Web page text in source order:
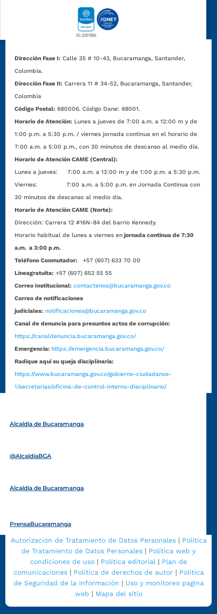
Dirección Fase I: Calle 35 # 10-43, Bucaramanga, Santander,
Colombia.
Dirección Fase II: Carrera 11 # 34-52, Bucaramanga, Santander,
Colombia
Código Postal: 680006. Código Dane: 68001.
Horario de Atención: Lunes a jueves de 7:00 a.m. a 12:00 m y de
1:00 p.m. a 5:30 p.m. / viernes jornada continua en el horario de
7:00 a.m. a 5:00 p.m., con 30 minutos de descanso al medio día.
Horario de Atención CAME (Central):
Lunes a jueves: 7:00 a.m. a 12:00 m y de 1:00 p.m. a 5:30 p.m.
Viernes: 7:00 a.m. a 5:00 p.m. en Jornada Continua con
30 minutos de descanso al medio día.
Horario de Atención CAME (Norte):
Dirección:Carrera 12 #16N-84 del barrio Kennedy.
Horario habitual de lunes a viernes en jornada continua de 7:30
a.m. a 3:00 p.m.
Teléfono Conmutador:
+57 (607) 633 70 00
Líneagratuita: +57 (607) 652 55 55
Correo Institucional: contactenos@bucaramanga.gov.co
Correo de notificaciones
judiciales: notificaciones@bucaramanga.gov.co
Canal de denuncia para presuntos actos de corrupción:
https://canaldenuncia.bucaramanga.gov.co/
Emergencia: https://emergencia.bucaramanga.gov.co/
Radique aquí su queja disciplinaria:
https://www.bucaramanga.gov.co/gobierno-ciudadanos-
1/secretarias/oficina-de-control-interno-disciplinario/
Alcaldía de Bucaramanga
@AlcaldíaBGA
Alcaldía de Bucaramanga
PrensaBucaramanga
Autorización de Tratamiento de Datos Personales| Política
de Tratamiento de Datos Personales | Política web y
condiciones de uso | Política editorial | Plan de
comunicaciones| Política de derechos de autor| Política
de Seguridad de la Información | Uso y monitoreo pagina
web | Mapa del sitio